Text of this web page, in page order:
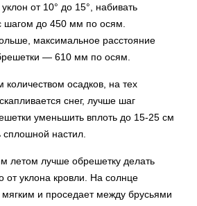
от 10° до 15°, набивать
шагом до 450 мм по осям.
максимальное расстояние
— 610 мм по осям.
осадков, на тех
снег, лучше шаг
уменьшить вплоть до 15-25 см
настил.
летом лучше обрешетку делать
от уклона кровли. На солнце
мягким и проседает между брусьями